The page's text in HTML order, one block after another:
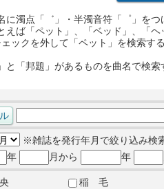
に濁点「゛」・半濁音符「゜」を
えば「ペット」、「ベッド」、「
ェックを外して「ペット」を検索
と「邦題」があるものを曲名で検
※雑誌を発行年月で絞り込み検
年
月から 年
稲 毛